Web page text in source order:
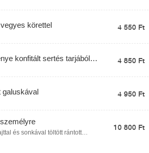
körettel 4 550 Ft
konfitált sertés tarjából
4 850 Ft
galuskával 4 950 Ft
és sonkával töltött rántott
10 800 Ft